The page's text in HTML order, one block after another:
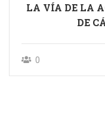
LA VÍA DE LA
DE
0